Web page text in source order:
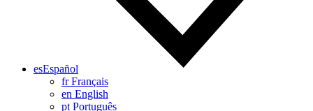
esEspañol
frFrançais
en English
pt Português